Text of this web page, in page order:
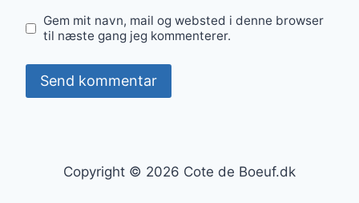
Gem mit navn, mail og websted i denne browser
til næste gang jeg kommenterer.
Copyright © 2026 Cote de Boeuf.dk